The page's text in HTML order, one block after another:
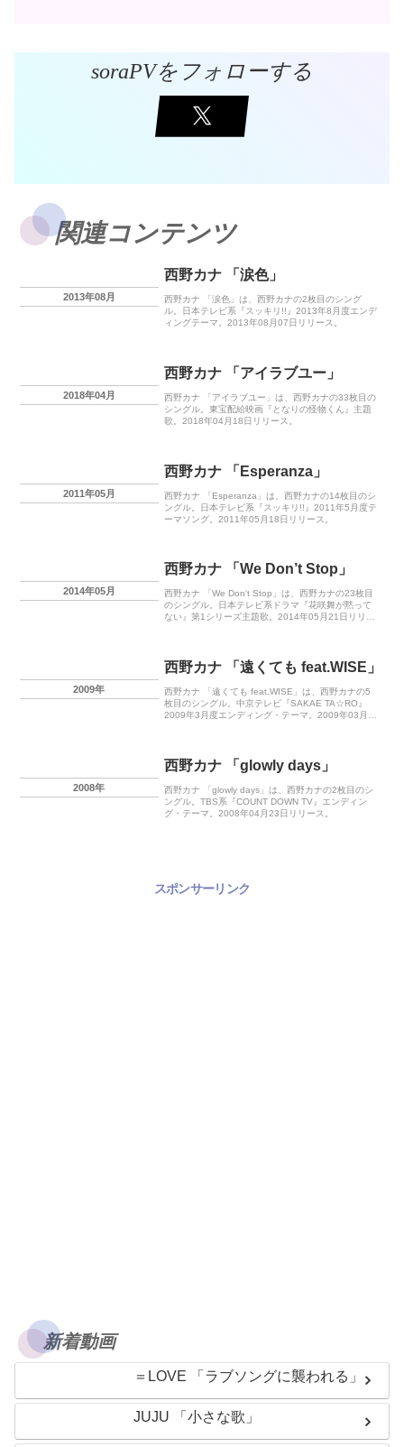
soraPVをフォローする
関連コンテンツ
2013年08月
西野カナ 「涙色」
西野カナ 「涙色」は、西野カナの2枚目のシング
ル。日本テレビ系『スッキリ!!』2013年8月度エンデ
ィングテーマ。2013年08月07日リリース。
2018年04月
西野カナ 「アイラブユー」
西野カナ 「アイラブユー」は、西野カナの33枚目の
シングル。東宝配給映画『となりの怪物くん』主題
歌。2018年04月18日リリース。
2011年05月
西野カナ 「Esperanza」
西野カナ 「Esperanza」は、西野カナの14枚目のシ
ングル。日本テレビ系『スッキリ!!』2011年5月度テ
ーマソング。2011年05月18日リリース。
2014年05月
西野カナ 「We Don’t Stop」
西野カナ 「We Don't Stop」は、西野カナの23枚目
のシングル。日本テレビ系ドラマ『花咲舞が黙って
ない』第1シリーズ主題歌。2014年05月21日リリー
2009年
西野カナ 「遠くても feat.WISE」
西野カナ 「遠くても feat.WISE」は、西野カナの5
枚目のシングル。中京テレビ『SAKAE TA☆RO』
2009年3月度エンディング・テーマ。2009年03月18
2008年
西野カナ 「glowly days」
西野カナ 「glowly days」は、西野カナの2枚目のシ
ングル。TBS系『COUNT DOWN TV』エンディン
グ・テーマ。2008年04月23日リリース。
スポンサーリンク
新着動画
＝LOVE 「ラブソングに襲われる」
JUJU 「小さな歌」